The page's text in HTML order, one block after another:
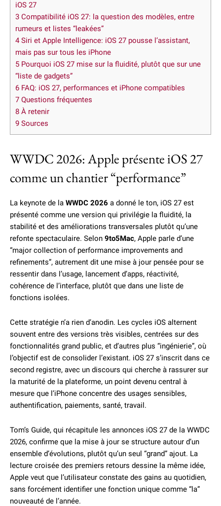
iOS 27
3 Compatibilité iOS 27: la question des modèles, entre
rumeurs et listes “leakées”
4 Siri et Apple Intelligence: iOS 27 pousse l’assistant,
mais pas sur tous les iPhone
5 Pourquoi iOS 27 mise sur la fluidité, plutôt que sur une
“liste de gadgets”
6 FAQ: iOS 27, performances et iPhone compatibles
7 Questions fréquentes
8 À retenir
9 Sources
WWDC 2026: Apple présente iOS 27
comme un chantier “performance”
La keynote de la WWDC 2026 a donné le ton, iOS 27 est
présenté comme une version qui privilégie la fluidité, la
stabilité et des améliorations transversales plutôt qu’une
refonte spectaculaire. Selon 9to5Mac, Apple parle d’une
“major collection of performance improvements and
refinements”, autrement dit une mise à jour pensée pour se
ressentir dans l’usage, lancement d’apps, réactivité,
cohérence de l’interface, plutôt que dans une liste de
fonctions isolées.
Cette stratégie n’a rien d’anodin. Les cycles iOS alternent
souvent entre des versions très visibles, centrées sur des
fonctionnalités grand public, et d’autres plus “ingénierie”, où
l’objectif est de consolider l’existant. iOS 27 s’inscrit dans ce
second registre, avec un discours qui cherche à rassurer sur
la maturité de la plateforme, un point devenu central à
mesure que l’iPhone concentre des usages sensibles,
authentification, paiements, santé, travail.
Tom’s Guide, qui récapitule les annonces iOS 27 de la WWDC
2026, confirme que la mise à jour se structure autour d’un
ensemble d’évolutions, plutôt qu’un seul “grand” ajout. La
lecture croisée des premiers retours dessine la même idée,
Apple veut que l’utilisateur constate des gains au quotidien,
sans forcément identifier une fonction unique comme “la”
nouveauté de l’année.